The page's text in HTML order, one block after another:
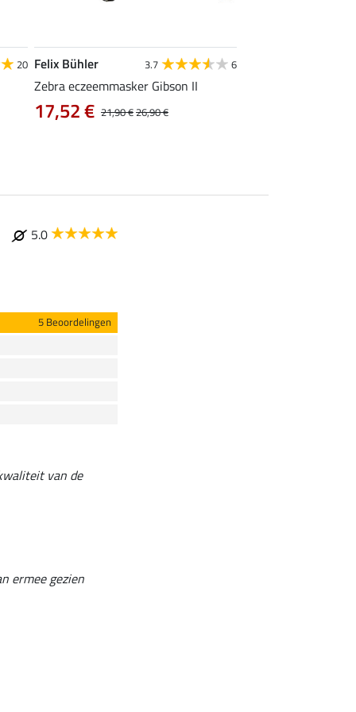
20 Felix Bühler 3.7 6
Zebra eczeemmasker Gibson II
21,90 €26,90 €
17,52 €
5.0
5 Beoordelingen
van de
ermee gezien